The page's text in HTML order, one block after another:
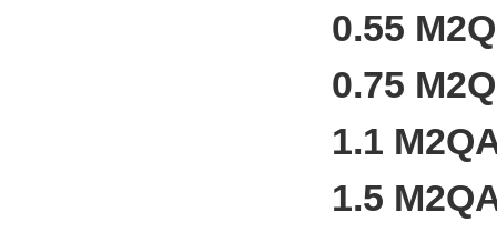
0.55
0.75
1.1
1.5